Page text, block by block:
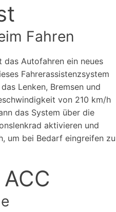
Fahren
Autofahren ein neues
Fahrerassistenzsystem
Lenken, Bremsen und
von 210 km/h
das System über die
aktivieren und
um bei Bedarf eingreifen zu